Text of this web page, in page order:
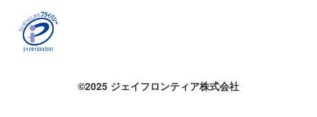
©2025 ジェイフロンティア株式会社